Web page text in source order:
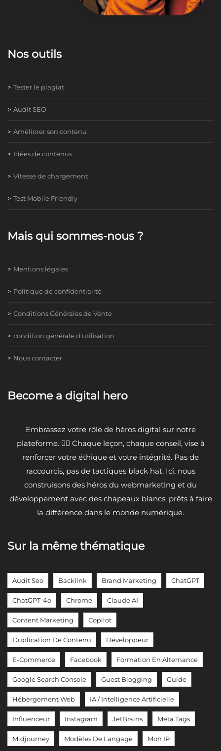
Nos outils
Tester le plagiat
Audit SEO
Améliorer son contenu
Idées de contenus
Vitesse de chargement
Test Mobile Friendly
Mais qui sommes-nous ?
Mentions légales
Politique de confidentialité
Conditions Générales de Vente
condition générale d’utilisation
Nous contacter
Become a digital hero
Embrassez votre rôle de héros digital sur notre
plateforme. 🦸‍♂️ Chaque leçon, chaque conseil, vise à
renforcer votre éthique et votre intégrité. Pas de
raccourcis, pas de tactiques black hat. Ici, nous
construisons des héros du webmarketing et du
développement avec des chapeaux blancs, prêts à faire
la différence dans le monde numérique.
Sur la même thématique
Audit Seo Backlink Brand Marketing ChatGPT
ChatGPT-4o Chrome Claude AI
Content Marketing Copilot
Duplication De Contenu Développeur
E-Commerce Facebook Formation En Alternance
Google Search Console Guest Blogging Guide
Hébergement Web IA / Intelligence Artificielle
Influenceur Instagram JetBrains Meta Tags
Midjourney Modèles De Langage Mon IP